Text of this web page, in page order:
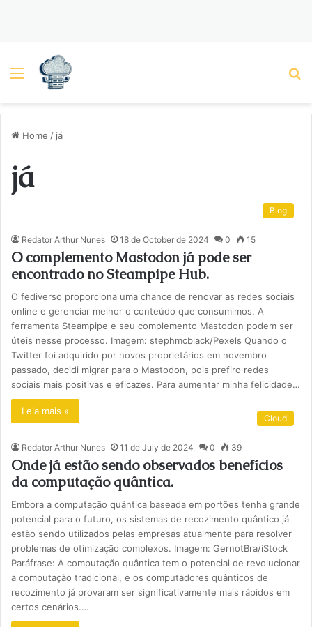
Menu
Home / já
já
Blog
Redator Arthur Nunes 18 de October de 2024 0 15
O complemento Mastodon já pode ser
encontrado no Steampipe Hub.
O fediverso proporciona uma chance de renovar as redes sociais
online e gerenciar melhor o conteúdo que consumimos. A
ferramenta Steampipe e seu complemento Mastodon podem ser
úteis nesse processo. Imagem: stephmcblack/Pexels Quando o
Twitter foi adquirido por novos proprietários em novembro
passado, decidi migrar para o Mastodon, pois prefiro redes
sociais mais positivas e eficazes. Para aumentar minha felicidade…
Leia mais »
Cloud
Redator Arthur Nunes 11 de July de 2024 0 39
Onde já estão sendo observados benefícios
da computação quântica.
Embora a computação quântica baseada em portões tenha grande
potencial para o futuro, os sistemas de recozimento quântico já
estão sendo utilizados pelas empresas atualmente para resolver
problemas de otimização complexos. Imagem: GernotBra/iStock
Paráfrase: A computação quântica tem o potencial de revolucionar
a computação tradicional, e os computadores quânticos de
recozimento já provaram ser significativamente mais rápidos em
certos cenários.…